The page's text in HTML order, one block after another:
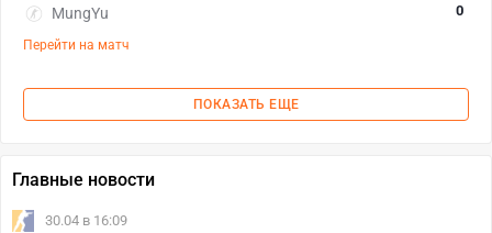
MungYu
0
Перейти на матч
ПОКАЗАТЬ ЕЩЕ
Главные новости
30.04 в 16:09